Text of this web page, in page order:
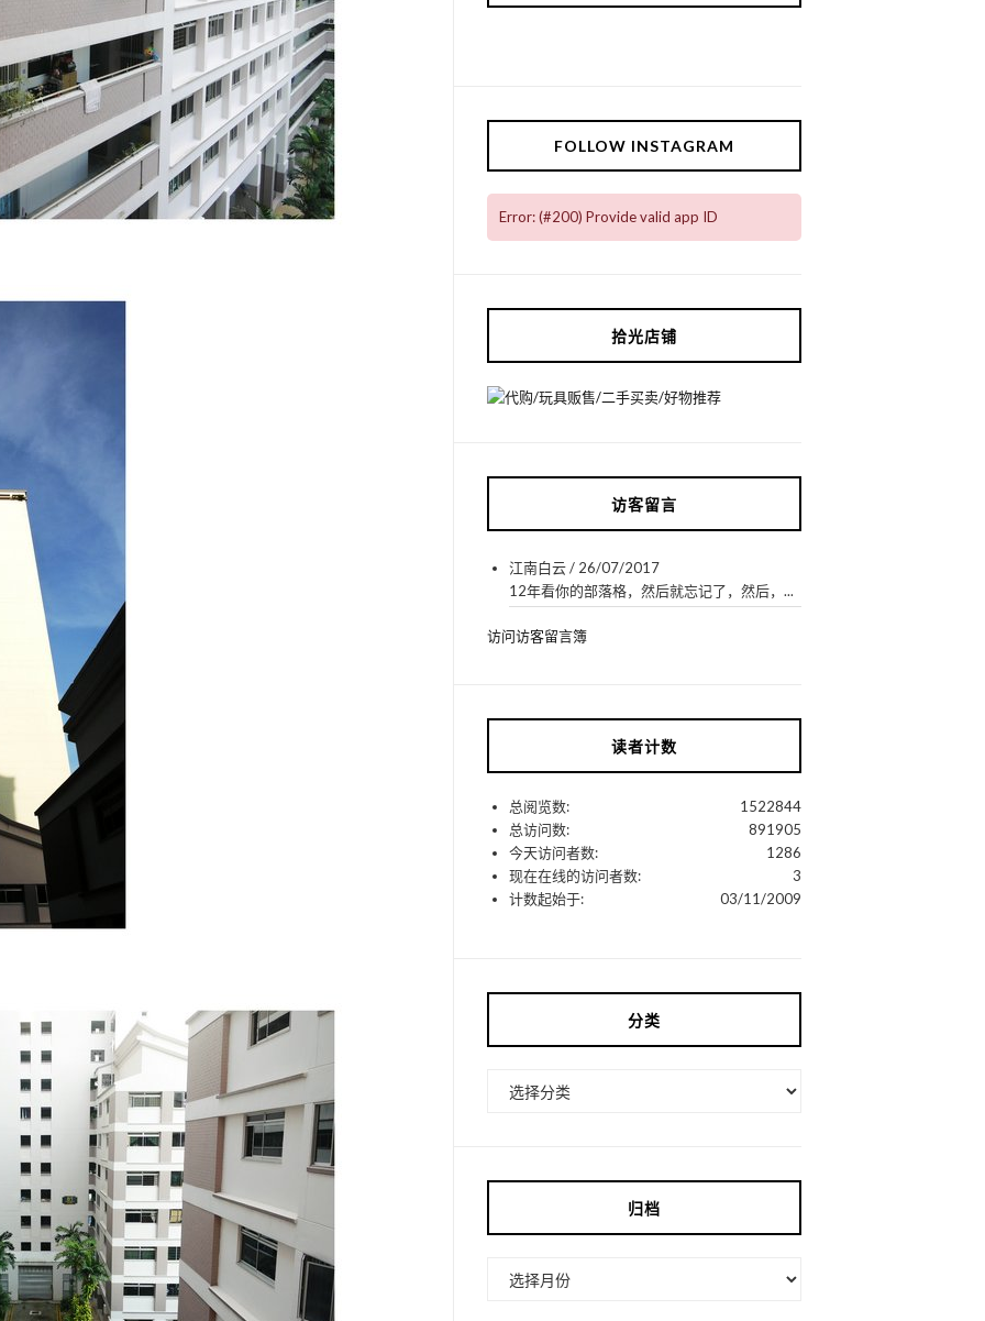
FOLLOW INSTAGRAM
Error: (#200) Provide valid app ID
拾光店铺
访客留言
江南白云/ 26/07/2017
12年看你的部落格，然后就忘记了，然后，...
访问访客留言簿
读者计数
1522844
总阅览数:
891905
总访问数:
1286
今天访问者数:
3
现在在线的访问者数:
03/11/2009
计数起始于:
分类
归档